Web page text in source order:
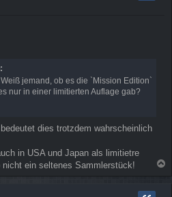
jemand, ob es die `Mission Edition`
nur in einer limitierten Auflage gab?
dies trotzdem wahrscheinlich
in USA und Japan als limitietre
ein seltenes Sammlerstück!